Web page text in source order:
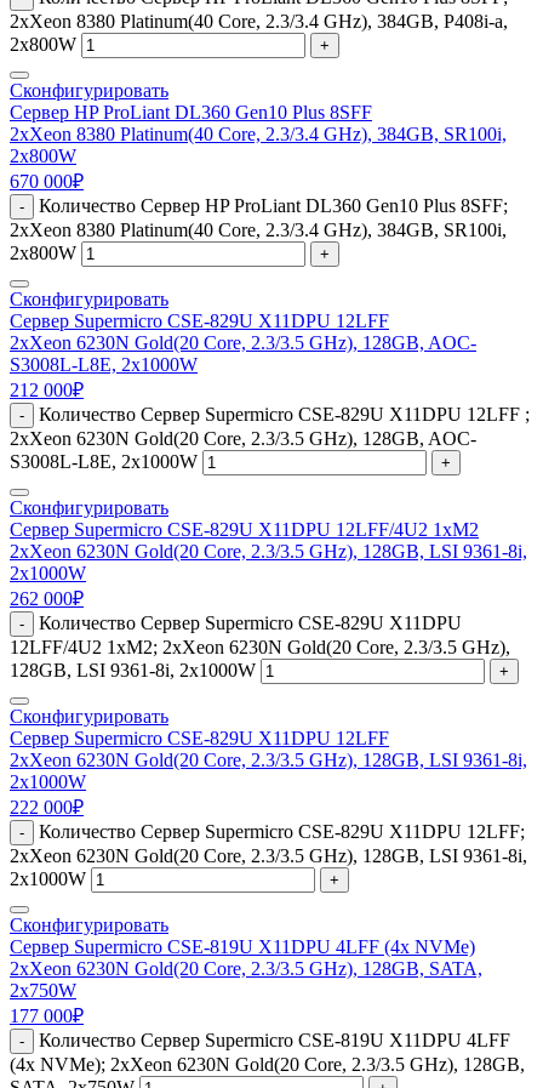
2xXeon 8380 Platinum(40 Core, 2.3/3.4 GHz), 384GB, P408i-a,
2x800W
+
Сконфигурировать
Сервер HP ProLiant DL360 Gen10 Plus 8SFF
2xXeon 8380 Platinum(40 Core, 2.3/3.4 GHz), 384GB, SR100i,
2x800W
670 000₽
-
Количество Сервер HP ProLiant DL360 Gen10 Plus 8SFF;
2xXeon 8380 Platinum(40 Core, 2.3/3.4 GHz), 384GB, SR100i,
2x800W
+
Сконфигурировать
Сервер Supermicro CSE-829U X11DPU 12LFF
2xXeon 6230N Gold(20 Core, 2.3/3.5 GHz), 128GB, AOC-
S3008L-L8E, 2x1000W
212 000₽
-
Количество Сервер Supermicro CSE-829U X11DPU 12LFF ;
2xXeon 6230N Gold(20 Core, 2.3/3.5 GHz), 128GB, AOC-
S3008L-L8E, 2x1000W
+
Сконфигурировать
Сервер Supermicro CSE-829U X11DPU 12LFF/4U2 1xM2
2xXeon 6230N Gold(20 Core, 2.3/3.5 GHz), 128GB, LSI 9361-8i,
2x1000W
262 000₽
-
Количество Сервер Supermicro CSE-829U X11DPU
12LFF/4U2 1xM2; 2xXeon 6230N Gold(20 Core, 2.3/3.5 GHz),
128GB, LSI 9361-8i, 2x1000W
+
Сконфигурировать
Сервер Supermicro CSE-829U X11DPU 12LFF
2xXeon 6230N Gold(20 Core, 2.3/3.5 GHz), 128GB, LSI 9361-8i,
2x1000W
222 000₽
-
Количество Сервер Supermicro CSE-829U X11DPU 12LFF;
2xXeon 6230N Gold(20 Core, 2.3/3.5 GHz), 128GB, LSI 9361-8i,
2x1000W
+
Сконфигурировать
Сервер Supermicro CSE-819U X11DPU 4LFF (4x NVMe)
2xXeon 6230N Gold(20 Core, 2.3/3.5 GHz), 128GB, SATA,
2x750W
177 000₽
-
Количество Сервер Supermicro CSE-819U X11DPU 4LFF
(4x NVMe); 2xXeon 6230N Gold(20 Core, 2.3/3.5 GHz), 128GB,